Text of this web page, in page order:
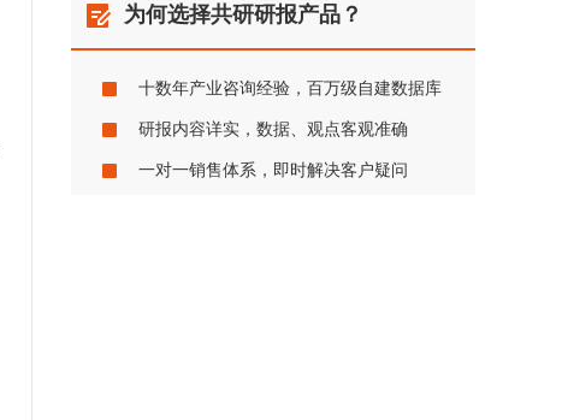
为何选择共研研报产品？
十数年产业咨询经验，百万级自建数据库
研报内容详实，数据、观点客观准确
一对一销售体系，即时解决客户疑问